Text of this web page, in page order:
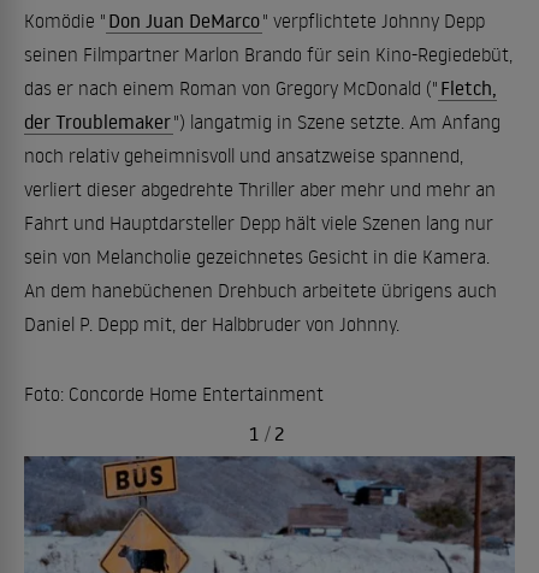
Komödie " Don Juan DeMarco" verpflichtete Johnny Depp
seinen Filmpartner Marlon Brando für sein Kino-Regiedebüt,
das er nach einem Roman von Gregory McDonald (" Fletch,
der Troublemaker") langatmig in Szene setzte. Am Anfang
noch relativ geheimnisvoll und ansatzweise spannend,
verliert dieser abgedrehte Thriller aber mehr und mehr an
Fahrt und Hauptdarsteller Depp hält viele Szenen lang nur
sein von Melancholie gezeichnetes Gesicht in die Kamera.
An dem hanebüchenen Drehbuch arbeitete übrigens auch
Daniel P. Depp mit, der Halbbruder von Johnny.
Foto: Concorde Home Entertainment
1 / 2